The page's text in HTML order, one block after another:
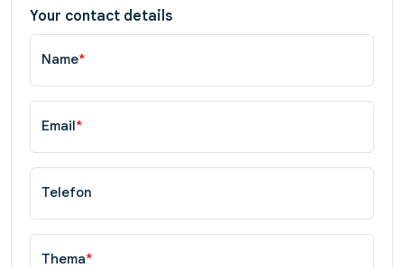
Your contact details
Name*
Email*
Telefon
Thema*